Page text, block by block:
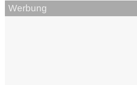
Werbung